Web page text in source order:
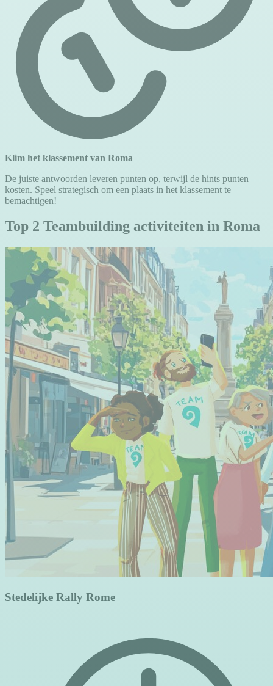
Klim het klassement van Roma
De juiste antwoorden leveren punten op, terwijl de hints punten
kosten. Speel strategisch om een plaats in het klassement te
bemachtigen!
Top 2 Teambuilding activiteiten in Roma
Stedelijke Rally Rome